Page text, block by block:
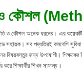
ও কৌশল
ও কৌশল অনেক ধরনের। এর কয়েকটি
সহায়ক। সব পদ্ধতিরই কমবেশি
বিষয়বস্তুর জন্য উপযোগী।
করে শিক্ষার্থীর শিখন সাফল্য।